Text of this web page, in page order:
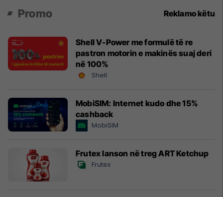
Promo Reklamo këtu
Shell V-Power me formulë të re
pastron motorin e makinës suaj deri
në 100%
Shell
MobiSIM: Internet kudo dhe 15%
cashback
MobiSIM
Frutex lanson në treg ART Ketchup
Frutex